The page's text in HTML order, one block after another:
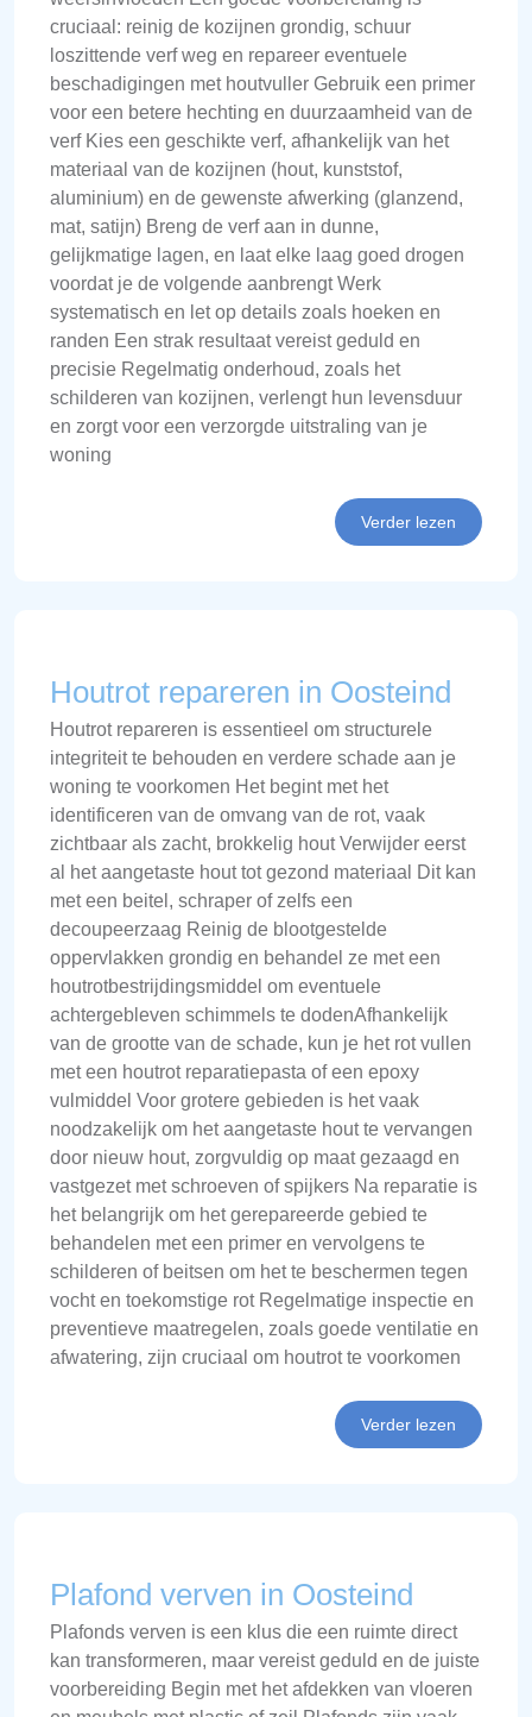
cruciaal: reinig de kozijnen grondig, schuur
loszittende verf weg en repareer eventuele
beschadigingen met houtvuller Gebruik een primer
voor een betere hechting en duurzaamheid van de
verf Kies een geschikte verf, afhankelijk van het
materiaal van de kozijnen (hout, kunststof,
aluminium) en de gewenste afwerking (glanzend,
mat, satijn) Breng de verf aan in dunne,
gelijkmatige lagen, en laat elke laag goed drogen
voordat je de volgende aanbrengt Werk
systematisch en let op details zoals hoeken en
randen Een strak resultaat vereist geduld en
precisie Regelmatig onderhoud, zoals het
schilderen van kozijnen, verlengt hun levensduur
en zorgt voor een verzorgde uitstraling van je
woning
Verder lezen
Houtrot repareren in Oosteind
Houtrot repareren is essentieel om structurele
integriteit te behouden en verdere schade aan je
woning te voorkomen Het begint met het
identificeren van de omvang van de rot, vaak
zichtbaar als zacht, brokkelig hout Verwijder eerst
al het aangetaste hout tot gezond materiaal Dit kan
met een beitel, schraper of zelfs een
decoupeerzaag Reinig de blootgestelde
oppervlakken grondig en behandel ze met een
houtrotbestrijdingsmiddel om eventuele
achtergebleven schimmels te dodenAfhankelijk
van de grootte van de schade, kun je het rot vullen
met een houtrot reparatiepasta of een epoxy
vulmiddel Voor grotere gebieden is het vaak
noodzakelijk om het aangetaste hout te vervangen
door nieuw hout, zorgvuldig op maat gezaagd en
vastgezet met schroeven of spijkers Na reparatie is
het belangrijk om het gerepareerde gebied te
behandelen met een primer en vervolgens te
schilderen of beitsen om het te beschermen tegen
vocht en toekomstige rot Regelmatige inspectie en
preventieve maatregelen, zoals goede ventilatie en
afwatering, zijn cruciaal om houtrot te voorkomen
Verder lezen
Plafond verven in Oosteind
Plafonds verven is een klus die een ruimte direct
kan transformeren, maar vereist geduld en de juiste
voorbereiding Begin met het afdekken van vloeren